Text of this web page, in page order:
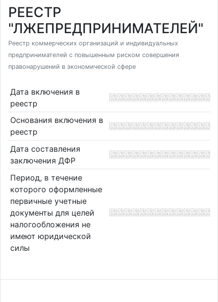
РЕЕСТР
"ЛЖЕПРЕДПРИНИМАТЕЛЕЙ"
Реестр коммерческих организаций и индивидуальных
предпринимателей с повышенным риском совершения
правонарушений в экономической сфере
Дата включения в
реестр
Основания включения в
реестр
Дата составления
заключения ДФР
Период, в течение
которого оформленные
первичные учетные
документы для целей
налогообложения не
имеют юридической
силы